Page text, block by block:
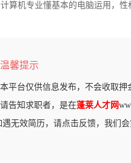
算机专业懂基本的电脑运用，性
温馨提示
平台仅供信息发布，不会收取押
告知求职者，是在蓬莱人才网
遇无效简历，请点击反馈，我们